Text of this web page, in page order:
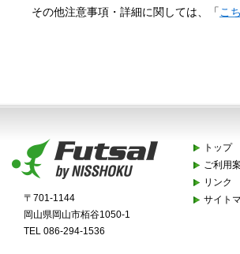
その他注意事項・詳細に関しては、「 こ
〒701-1144
岡山県岡山市栢谷1050-1
TEL 086-294-1536
トップ
ご利用
リンク
サイト